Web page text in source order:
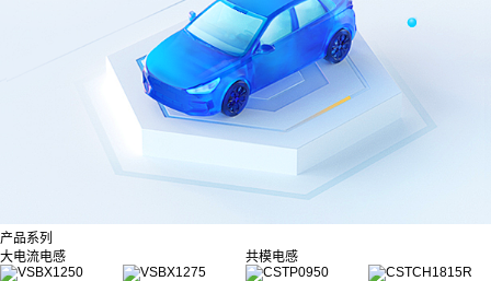
产品系列
大电流电感
共模电感